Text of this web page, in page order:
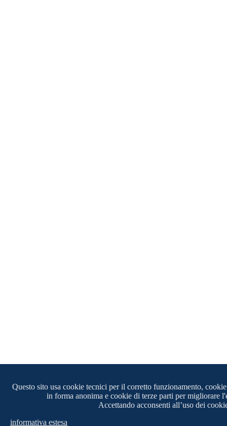
Questo sito usa cookie tecnici per il corretto funzionamento,
in forma anonima e cookie di terze parti per migliorare
Accettando acconsenti all’uso dei
informativa estesa